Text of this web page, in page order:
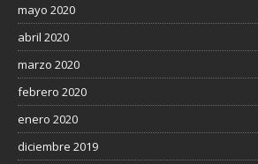
mayo 2020
abril 2020
marzo 2020
febrero 2020
enero 2020
diciembre 2019